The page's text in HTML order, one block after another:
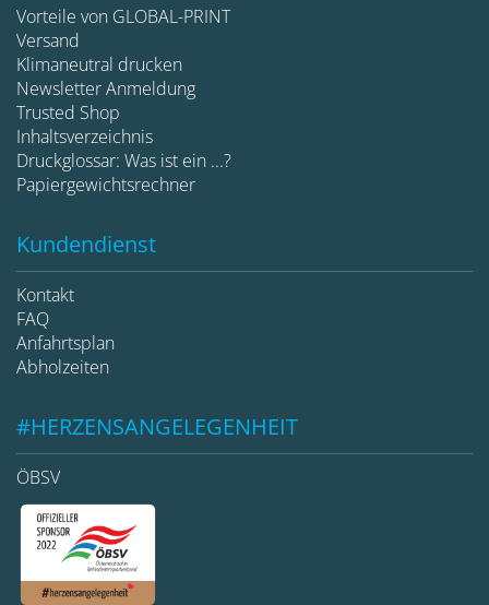
Vorteile von GLOBAL-PRINT
Versand
Klimaneutral drucken
Newsletter Anmeldung
Trusted Shop
Inhaltsverzeichnis
Druckglossar: Was ist ein ...?
Papiergewichtsrechner
Kundendienst
Kontakt
FAQ
Anfahrtsplan
Abholzeiten
#HERZENSANGELEGENHEIT
ÖBSV